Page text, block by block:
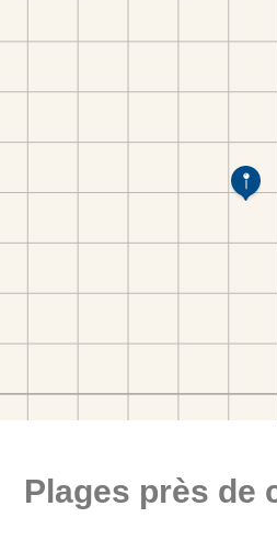
Plages près de